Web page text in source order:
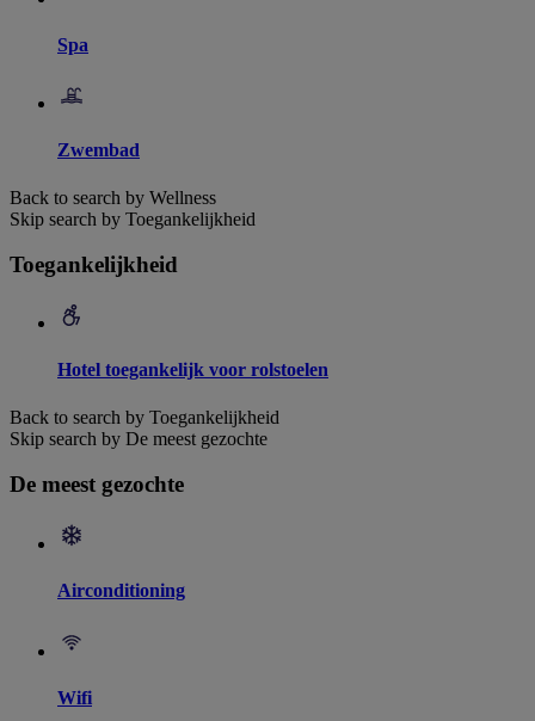
Spa
Zwembad
Back to search by Wellness
Skip search by Toegankelijkheid
Toegankelijkheid
Hotel toegankelijk voor rolstoelen
Back to search by Toegankelijkheid
Skip search by De meest gezochte
De meest gezochte
Airconditioning
Wifi